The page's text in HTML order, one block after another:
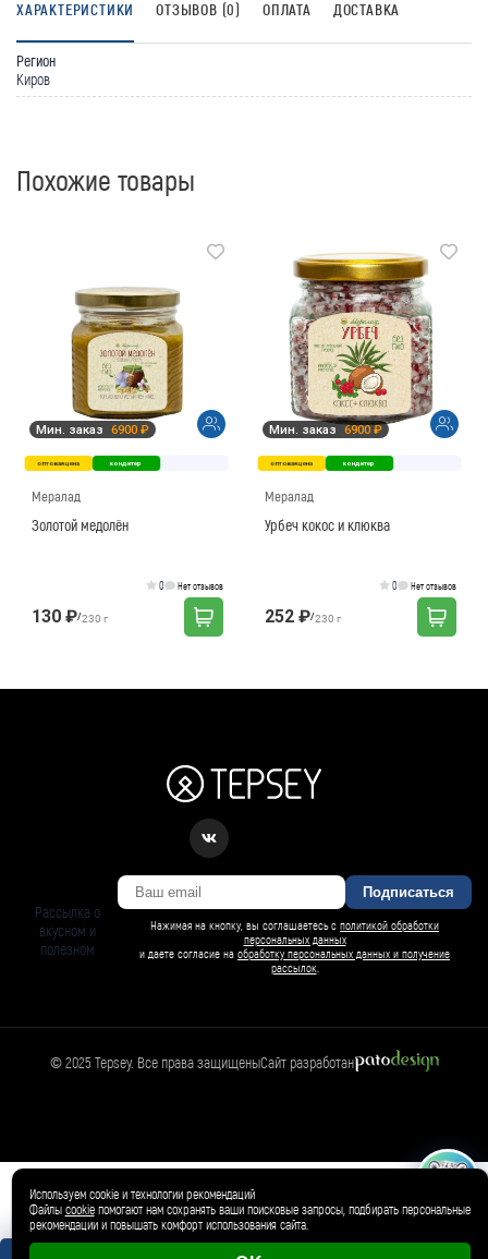
🛍️ Магазин
Товар добавлен в корзину ✓
ХАРАКТЕРИСТИКИ ОТЗЫВОВ (0) ОПЛАТА ДОСТАВКА
Регион
Киров
Похожие товары
Мин. заказ 6900 ₽
оптовая цена кондитер
Мералад
Золотой медолён
0 Нет отзывов
130 ₽/230 г
Мин. заказ 6900 ₽
оптовая цена кондитер
Мералад
Урбеч кокос и клюква
0 Нет отзывов
252 ₽/230 г
Рассылка о
вкусном и
полезном
Подписаться
Нажимая на кнопку, вы соглашаетесь с политикой обработки
персональных данных
и даете согласие на обработку персональных данных и получение
рассылок
© 2025 Tepsey. Все права защищеныСайт разработан
Используем cookie и технологии рекомендаций
Файлы cookieпомогают нам сохранять ваши поисковые запросы, подбирать персональные
рекомендации и повышать комфорт использования сайта.
БАРСИ ИИ